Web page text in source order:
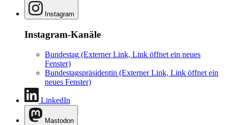
Instagram
Instagram-Kanäle
Bundestag (Externer Link, Link öffnet ein neues
Fenster)
Bundestagspräsidentin (Externer Link, Link öffnet ein
neues Fenster)
LinkedIn
Mastodon